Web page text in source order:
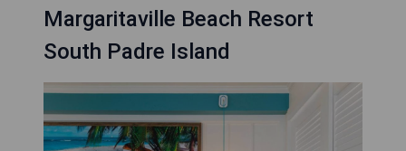
Margaritaville Beach Resort
South Padre Island